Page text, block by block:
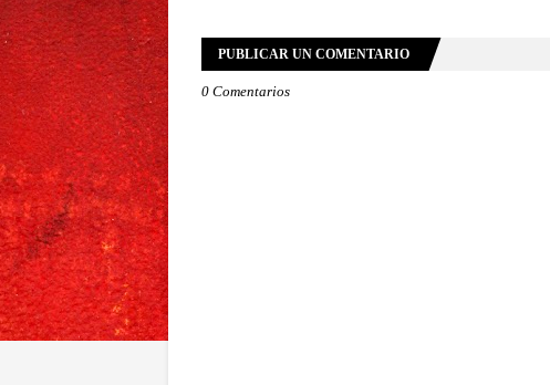
PUBLICAR UN COMENTARIO
0 Comentarios